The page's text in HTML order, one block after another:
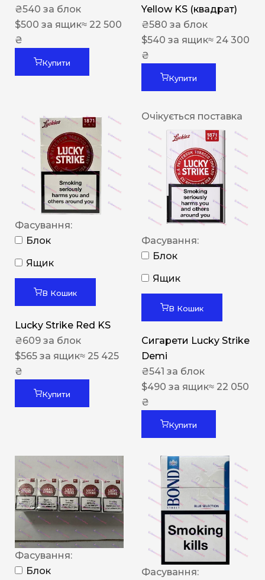
₴540 за блок
$500 за ящик≈ 22 500
₴
Купити
Yellow KS (квадрат)
₴580 за блок
$540 за ящик≈ 24 300
₴
Купити
Фасування:
Блок
Ящик
В Кошик
Lucky Strike Red KS
₴609 за блок
$565 за ящик≈ 25 425
₴
Купити
Очікується поставка
Фасування:
Блок
Ящик
В Кошик
Сигарети Lucky Strike
Demi
₴541 за блок
$490 за ящик≈ 22 050
₴
Купити
Фасування:
Блок
Фасування: